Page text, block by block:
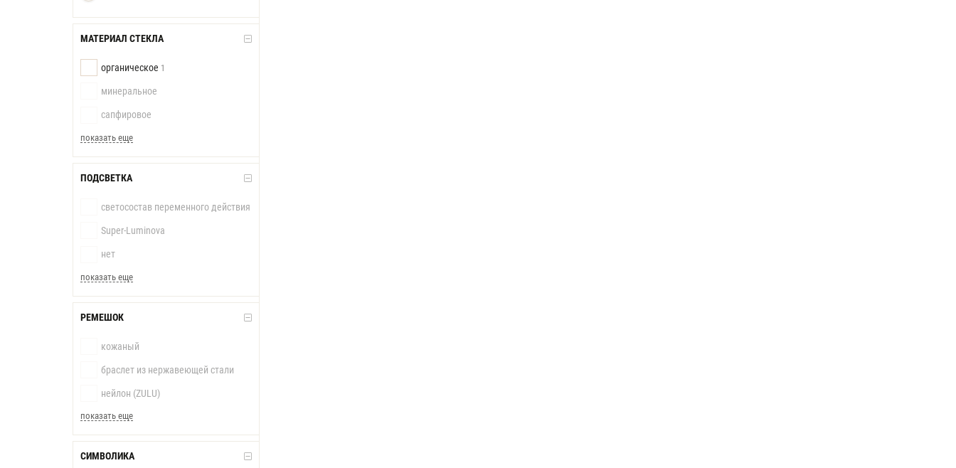
МАТЕРИАЛ СТЕКЛА
органическое 1
минеральное
сапфировое
показать еще
ПОДСВЕТКА
светосостав переменного действия
Super-Luminova
нет
показать еще
РЕМЕШОК
кожаный
браслет из нержавеющей стали
нейлон (ZULU)
показать еще
СИМВОЛИКА